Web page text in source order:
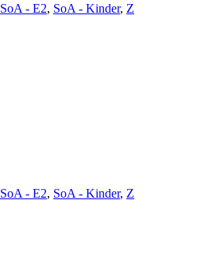
SoA - E2, SoA - Kinder, Z
SoA - E2, SoA - Kinder, Z